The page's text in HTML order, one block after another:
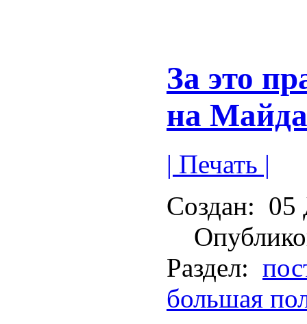
За это
на
| Печать |
Создан: 05
Раздел:
большая